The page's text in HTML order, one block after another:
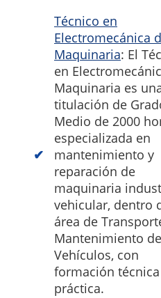
Técnico en
Electromecánica
Maquinaria: El
en
Maquinaria es
titulación de
Medio de 2000
especializada en
mantenimiento y
reparación de
maquinaria
vehicular, dentro
área de
Mantenimiento de
Vehículos, con
formación
práctica.